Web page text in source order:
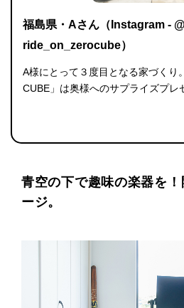
福島県・Aさん（Instagram - @
ride_on_zerocube）
A様にとって３度目となる家づくり
CUBE」は奥様へのサプライズプレ
青空の下で趣味の楽器を
ージ。